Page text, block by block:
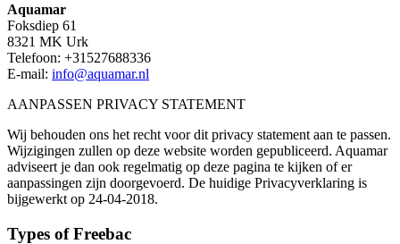
Aquamar
Foksdiep 61
8321 MK Urk
Telefoon: +31527688336
E-mail: info@aquamar.nl
AANPASSEN PRIVACY STATEMENT
Wij behouden ons het recht voor dit privacy statement aan te passen.
Wijzigingen zullen op deze website worden gepubliceerd. Aquamar
adviseert je dan ook regelmatig op deze pagina te kijken of er
aanpassingen zijn doorgevoerd. De huidige Privacyverklaring is
bijgewerkt op 24-04-2018.
Types of Freebac